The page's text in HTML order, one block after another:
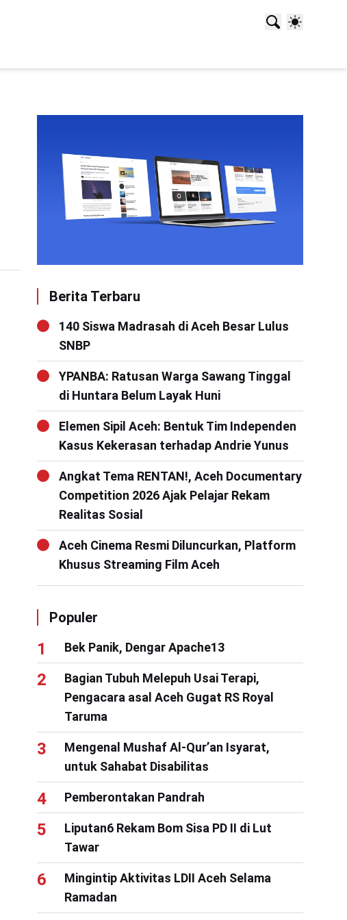
Berita Terbaru
140 Siswa Madrasah di Aceh Besar Lulus
SNBP
YPANBA: Ratusan Warga Sawang Tinggal
di Huntara Belum Layak Huni
Elemen Sipil Aceh: Bentuk Tim Independen
Kasus Kekerasan terhadap Andrie Yunus
Angkat Tema RENTAN!, Aceh Documentary
Competition 2026 Ajak Pelajar Rekam
Realitas Sosial
Aceh Cinema Resmi Diluncurkan, Platform
Khusus Streaming Film Aceh
Populer
Bek Panik, Dengar Apache13
Bagian Tubuh Melepuh Usai Terapi,
Pengacara asal Aceh Gugat RS Royal
Taruma
Mengenal Mushaf Al-Qur’an Isyarat,
untuk Sahabat Disabilitas
Pemberontakan Pandrah
Liputan6 Rekam Bom Sisa PD II di Lut
Tawar
Mingintip Aktivitas LDII Aceh Selama
Ramadan